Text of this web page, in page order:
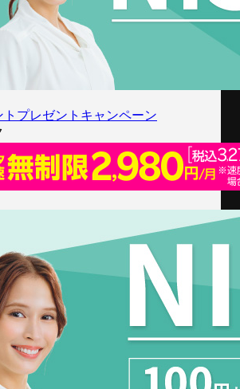
プレゼントキャンペーン